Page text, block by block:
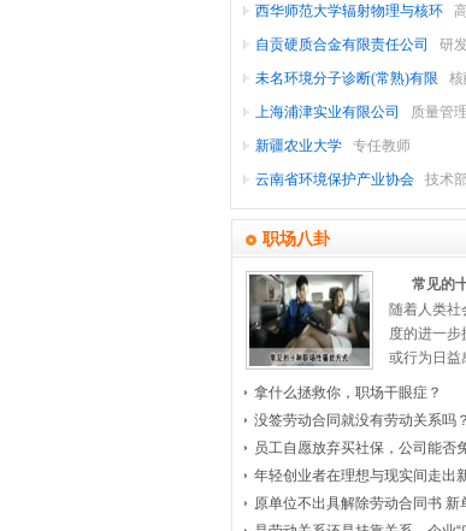
品
(食
品/
酒)
织/
皮
家
电/
具
公
用
机
械/
汽
零
配
件
工
程
理/
美
容/
卫
生
设
备/
器
告/
市
场
会
展/
博
影
视/
艺
术/
播/
印
装/
造
产
开
筑
与
程
家
居/
内
物
管
介专
西华师范大学辐射物理与核环
自贡硬质合金有限责任公司
研
未名环境分子诊断(常熟)有限
核
服务工程师
上海浦津实业有限公司
质量管理
新疆农业大学
专任教师
云南省环境保护产业协会
技术
职场八卦
常见的
随着人类社
度的进一步
或行为日益
拿什么拯救你，职场干眼症？
没签劳动合同就没有劳动关系吗？
员工自愿放弃买社保，公司能否
年轻创业者在理想与现实间走出
原单位不出具解除劳动合同书 新